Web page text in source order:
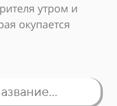
утром и
окупается